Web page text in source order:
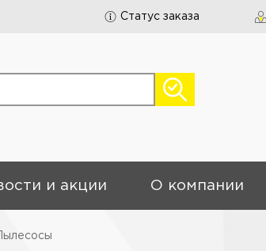
Статус заказа
и акции О компании
Пылесосы